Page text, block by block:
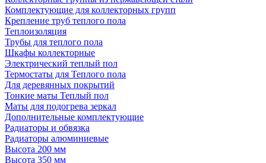
Комплектующие для коллекторных групп
Крепление труб теплого пола
Теплоизоляция
Трубы для теплого пола
Шкафы коллекторные
Электрический теплый пол
Термостаты для Теплого пола
Для деревянных покрытий
Тонкие маты Теплый пол
Маты для подогрева зеркал
Дополнительные комплектующие
Радиаторы и обвязка
Радиаторы алюминиевые
Высота 200 мм
Высота 350 мм